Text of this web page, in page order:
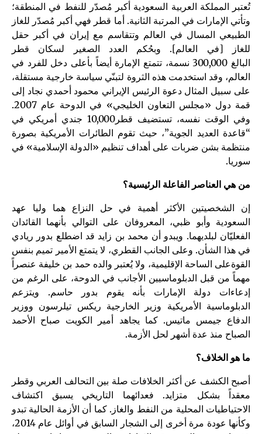
تُعتبر المملكة العربية السعودية أكبر مُصدّر للنفط في المنطقة؛
وتأتي الإمارات في المرتبة الثانية. أما قطر فهي أكبر مُصدّر للغاز
الطبيعي المسال في العالم وتتقاسم مع إيران في أكبر حقل
للغاز [في العالم]. وبحُكم العدد الصغير لسكان قطر
البالغ 300,000نسمة، تتمتع الإمارة أيضاً بأعلى دخل للفرد في
العالم، وقد استخدمت هذه الثروة لتبنّي سياسة خارجية مستقلة،
على سبيل المثال دعوة الرئيس الإيراني محمود أحمدي نجاد إلى
قمة دول «مجلس التعاون الخليجي» في الدوحة عام 2007.
وفي الوقت نفسه، تستضيف قطر 10,000 جندي أمريكي في
“قاعدة العديد الجوية”، حيث تقوم الطائرات الأمريكية بصورة
منتظمة بشن ضربات على أهداف تنظيم «الدولة الإسلامية» في
سوريا.
من هي العناصر الفاعلة الرئيسية؟
إن الشخصيتين الأكثر أهمية في حل النزاع هما وليا عهد
السعودية وأبو ظبي، المعروفان على التوالي بأنهما القائدان
الفعليّان لبلديهما. ويبدو أن محمد بن زايد قد اضطلع بدور ريادي
في هذا الشأن. وعلى الجانب القطري، لا يتمتع الأمير تميم بنفس
القوةعلى الساحة الإقليمية، ولا يُعتبر والده حمد بن خليفة عنصراً
مهماً من قبل الدبلوماسيين الأجانب في الدوحة، على الرغم من
إدعاءات دولة الإمارات بأنه يقوم بدور حاسم. ويتزعم
الدبلوماسية الأمريكية وزير الخارجية ريكس تيلرسون ووزير
الدفاع جيمس ماتيس. كما يجاهد أمير الكويت صباح الأحمد
الصباح منذ عدة أشهر لحل الأزمة.
ما هو الخلاف؟
أصبح الكشف عن أكثر الخلافات صلة بين التحالف العربي وقطر
معقداً بشكل متزايد. فعدائهما التاريخي يسبق اكتشاف
الاحتياطيات المحلية من النفط والغاز. كما أن الأزمة الحالية تبدو
وكأنها عودة مرة أخرى إلى الشجار السابق في أوائل عام 2014،